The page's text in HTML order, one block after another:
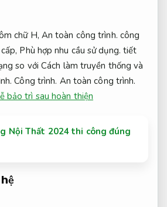
chữ H, An toàn công trình. công
Phù hợp nhu cầu sử dụng. tiết
so với Cách làm truyền thống và
Công trình. An toàn công trình.
bảo trì sau hoàn thiện
Nội Thất 2024 thi công đúng